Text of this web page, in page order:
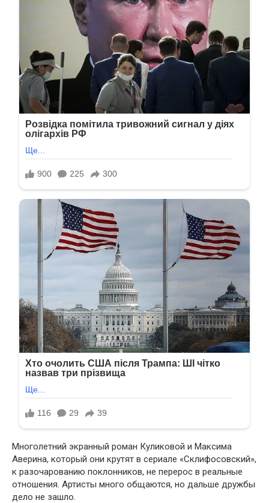
Многолетний экранный роман Куликовой и Максима
Аверина, который они крутят в сериале «Склифосовский»,
к разочарованию поклонников, не перерос в реальные
отношения. Артисты много общаются, но дальше дружбы
дело не зашло.